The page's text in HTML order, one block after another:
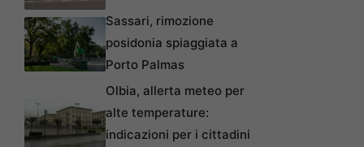
Sassari, rimozione
posidonia spiaggiata a
Porto Palmas
Olbia, allerta meteo per
alte temperature:
indicazioni per i cittadini